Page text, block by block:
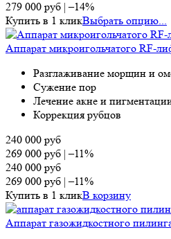
279 000 руб |–14%
Купить в 1 кликВыбрать опцию...
Аппарат микроигольчатого RF-
Разглаживание морщин и
Сужение пор
Лечение акне и
Коррекция рубцов
240 000 руб
269 000 руб |–11%
240 000 руб
269 000 руб |–11%
Купить в 1 кликВ корзину
Аппарат газожидкостного